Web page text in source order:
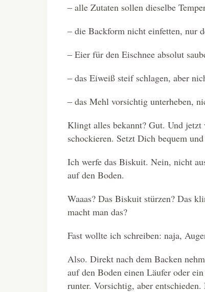
– alle Zutaten sollen dieselbe
– die Backform nicht einfetten, nur
– Eier für den Eischnee absolut
– das Eiweiß steif schlagen, aber
– das Mehl vorsichtig unterheben,
Klingt alles bekannt? Gut. Und
schockieren. Setzt Dich bequem
Ich werfe das Biskuit. Nein, nicht
auf den Boden.
Waaas? Das Biskuit stürzen? Das
macht man das?
Fast wollte ich schreiben: naja,
Also. Direkt nach dem Backen
auf den Boden einen Läufer oder
runter. Vorsichtig, aber